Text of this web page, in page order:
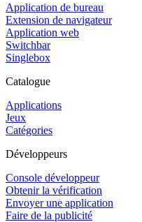
Application de bureau
Extension de navigateur
Application web
Switchbar
Singlebox
Catalogue
Applications
Jeux
Catégories
Développeurs
Console développeur
Obtenir la vérification
Envoyer une application
Faire de la publicité